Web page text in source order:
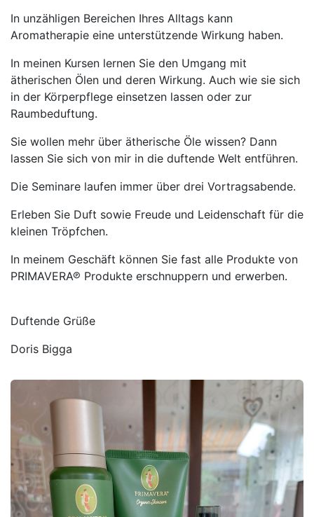
In unzähligen Bereichen Ihres Alltags kann
Aromatherapie eine unterstützende Wirkung haben.
In meinen Kursen lernen Sie den Umgang mit
ätherischen Ölen und deren Wirkung. Auch wie sie sich
in der Körperpflege einsetzen lassen oder zur
Raumbeduftung.
Sie wollen mehr über ätherische Öle wissen? Dann
lassen Sie sich von mir in die duftende Welt entführen.
Die Seminare laufen immer über drei Vortragsabende.
Erleben Sie Duft sowie Freude und Leidenschaft für die
kleinen Tröpfchen.
In meinem Geschäft können Sie fast alle Produkte von
PRIMAVERA℗ Produkte erschnuppern und erwerben.
Duftende Grüße
Doris Bigga